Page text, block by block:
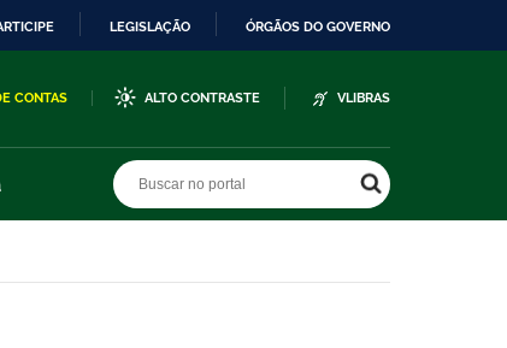
LEGISLAÇÃO ÓRGÃOS DO GOVERNO
CONTAS ALTO CONTRASTE VLIBRAS